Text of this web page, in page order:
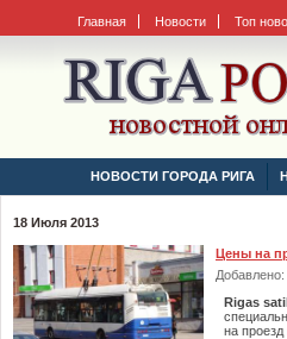
Главная Новости Топ
НОВОСТИ ГОРОДА РИГА
18 Июля 2013
Цены на
Добавлено:
Rigas
на проезд